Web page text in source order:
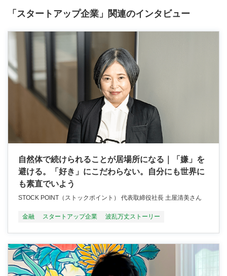
「スタートアップ企業」関連のインタビュー
自然体で続けられることが居場所になる｜「嫌」を
避ける。「好き」にこだわらない。自分にも世界に
も素直でいよう
STOCK POINT（ストックポイント） 代表取締役社長 土屋清美さん
金融 スタートアップ企業 波乱万丈ストーリー